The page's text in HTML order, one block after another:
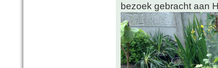
bezoek gebracht aan